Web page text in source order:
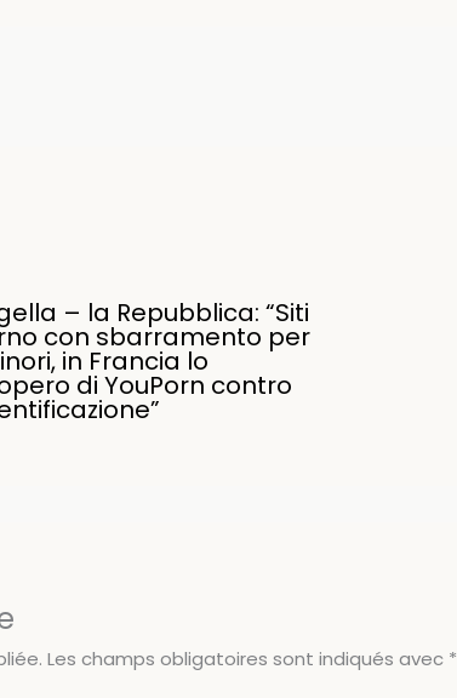
– la Repubblica: “Siti
con sbarramento per
in Francia lo
di YouPorn contro
Les champs obligatoires sont indiqués avec *